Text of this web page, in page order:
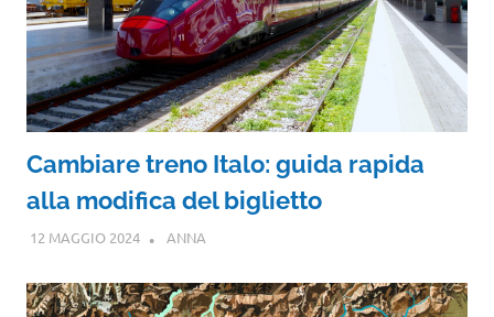
Cambiare treno Italo: guida rapida
alla modifica del biglietto
12 MAGGIO 2024 ANNA